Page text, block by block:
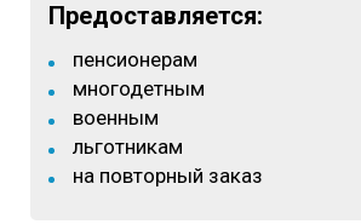
Предоставляется:
пенсионерам
многодетным
военным
льготникам
на повторный заказ